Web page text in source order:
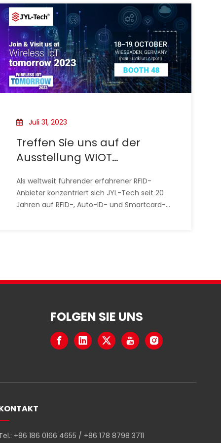
Juli 31, 2023
Treffen Sie uns auf der
Ausstellung WIOT
Als weltweit führender erfahrener RFID-
Anbieter konzentriert sich JYL-Tech seit 20
Jahren auf RFID-, Auto-ID- und Smartcard-
FOLGEN SIE UNS
+86 186 0166 4655 / +86 178 8798 3711